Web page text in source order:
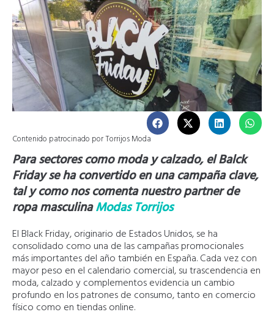
Contenido patrocinado por Torrijos Moda
Para sectores como moda y calzado, el Balck
Friday se ha convertido en una campaña clave,
tal y como nos comenta nuestro partner de
ropa masculinaModas Torrijos
El Black Friday, originario de Estados Unidos, se ha
consolidado como una de las campañas promocionales
más importantes del año también en España. Cada vez con
mayor peso en el calendario comercial, su trascendencia en
moda, calzado y complementos evidencia un cambio
profundo en los patrones de consumo, tanto en comercio
físico como en tiendas online.